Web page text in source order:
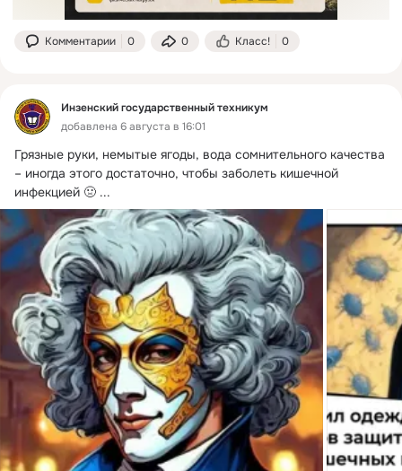
Комментарии 0 0 Класс! 0
Инзенский государственный техникум
добавлена 6 августа в 16:01
Грязные руки, немытые ягоды, вода сомнительного качества
– иногда этого достаточно, чтобы заболеть кишечной
инфекцией 🤢 ...